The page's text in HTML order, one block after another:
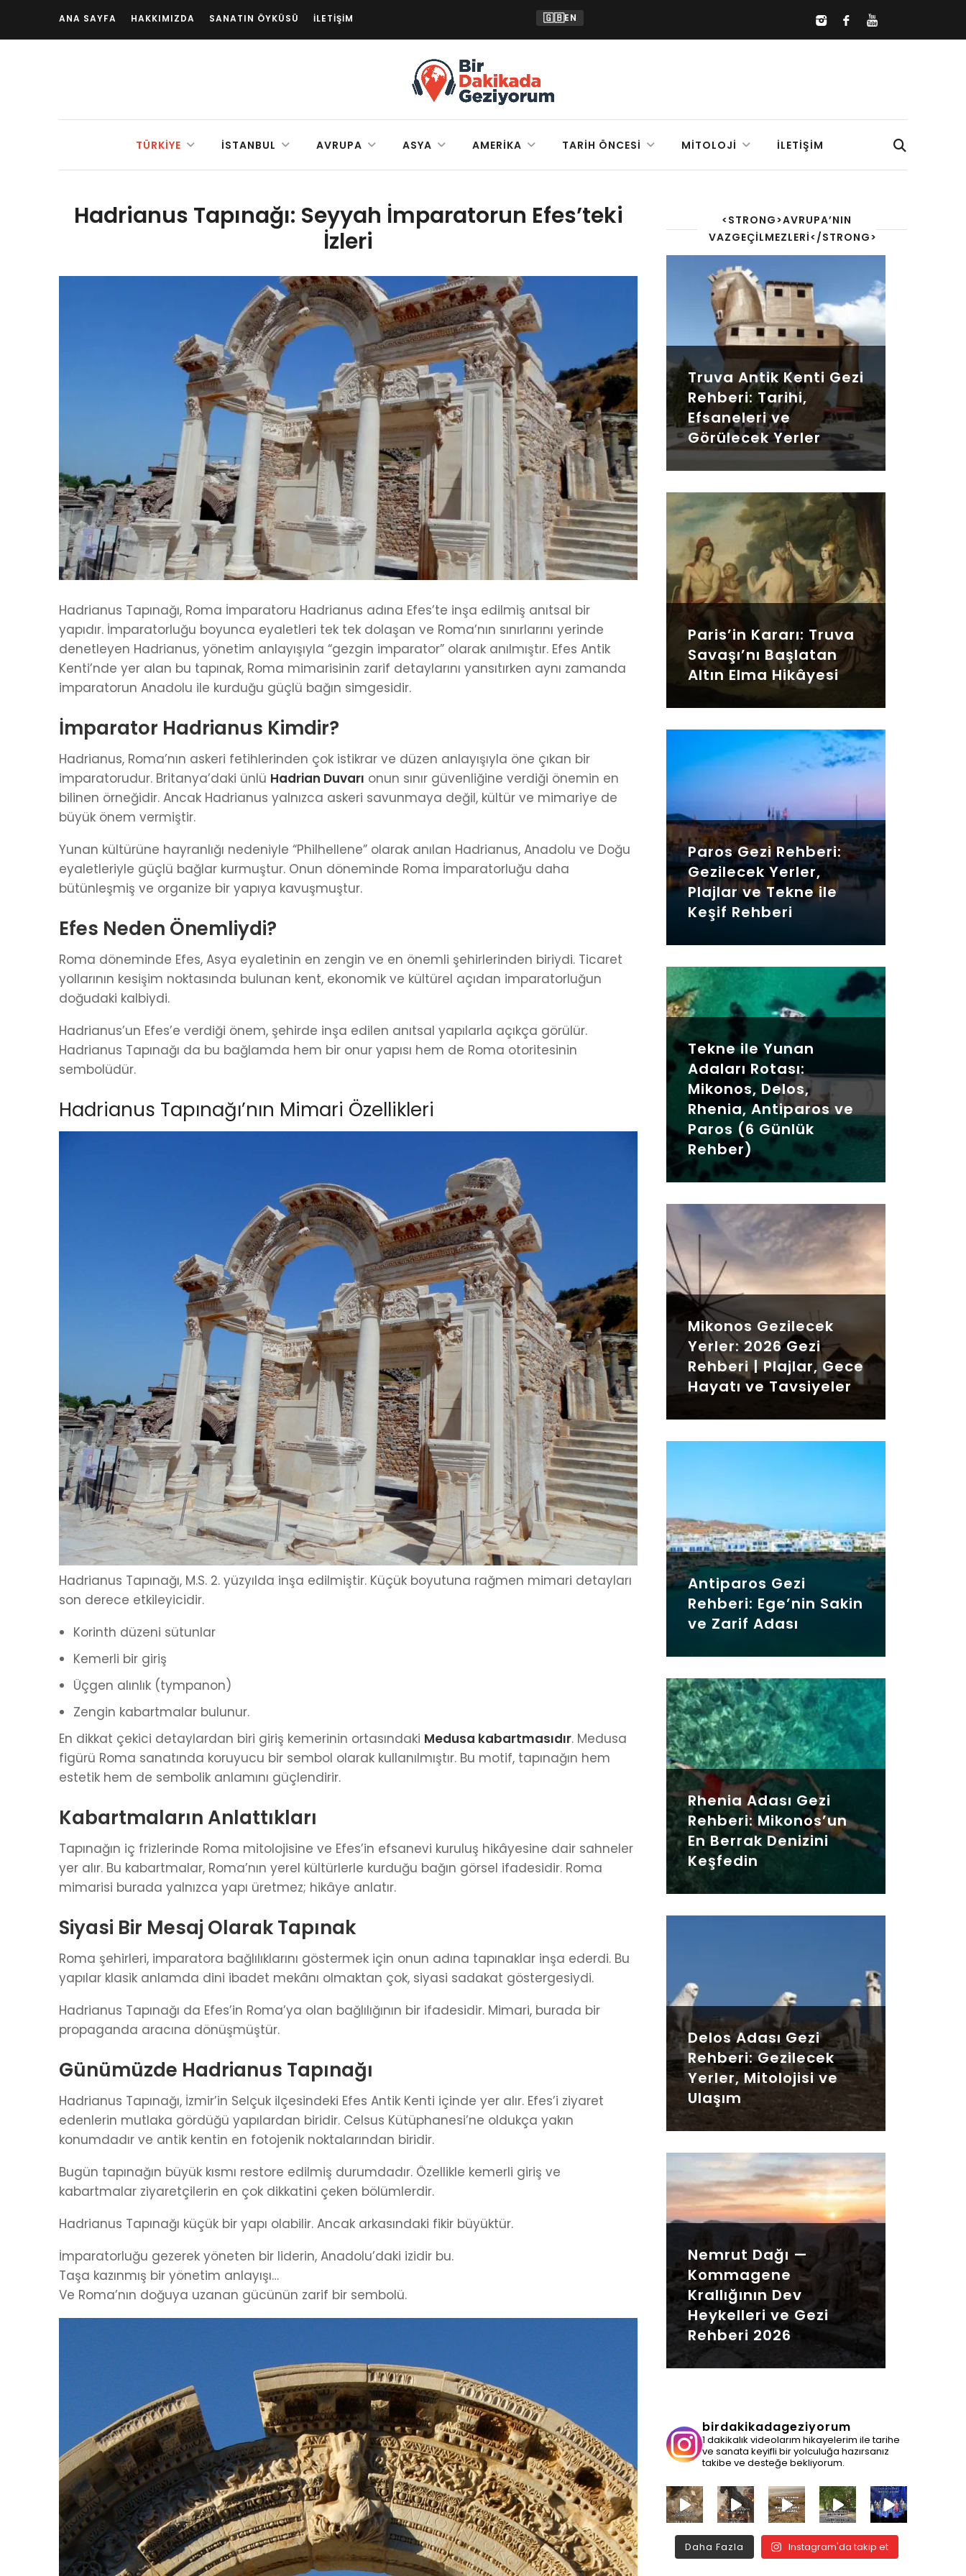
ANA SAYFA HAKKIMIZDA SANATIN ÖYKÜSÜ İLETIŞIM 🇬🇧EN
TÜRKIYE İSTANBUL AVRUPA ASYA AMERIKA TARIH ÖNCESI MITOLOJI İLETIŞIM
Hadrianus Tapınağı: Seyyah İmparatorun Efes’teki
İzleri
Hadrianus Tapınağı, Roma İmparatoru Hadrianus adına Efes’te inşa edilmiş anıtsal bir
yapıdır. İmparatorluğu boyunca eyaletleri tek tek dolaşan ve Roma’nın sınırlarını yerinde
denetleyen Hadrianus, yönetim anlayışıyla “gezgin imparator” olarak anılmıştır. Efes Antik
Kenti’nde yer alan bu tapınak, Roma mimarisinin zarif detaylarını yansıtırken aynı zamanda
imparatorun Anadolu ile kurduğu güçlü bağın simgesidir.
İmparator Hadrianus Kimdir?
Hadrianus, Roma’nın askeri fetihlerinden çok istikrar ve düzen anlayışıyla öne çıkan bir
imparatorudur. Britanya’daki ünlü Hadrian Duvarı onun sınır güvenliğine verdiği önemin en
bilinen örneğidir. Ancak Hadrianus yalnızca askeri savunmaya değil, kültür ve mimariye de
büyük önem vermiştir.
Yunan kültürüne hayranlığı nedeniyle “Philhellene” olarak anılan Hadrianus, Anadolu ve Doğu
eyaletleriyle güçlü bağlar kurmuştur. Onun döneminde Roma İmparatorluğu daha
bütünleşmiş ve organize bir yapıya kavuşmuştur.
Efes Neden Önemliydi?
Roma döneminde Efes, Asya eyaletinin en zengin ve en önemli şehirlerinden biriydi. Ticaret
yollarının kesişim noktasında bulunan kent, ekonomik ve kültürel açıdan imparatorluğun
doğudaki kalbiydi.
Hadrianus’un Efes’e verdiği önem, şehirde inşa edilen anıtsal yapılarla açıkça görülür.
Hadrianus Tapınağı da bu bağlamda hem bir onur yapısı hem de Roma otoritesinin
sembolüdür.
Hadrianus Tapınağı’nın Mimari Özellikleri
Hadrianus Tapınağı, M.S. 2. yüzyılda inşa edilmiştir. Küçük boyutuna rağmen mimari detayları
son derece etkileyicidir.
Korinth düzeni sütunlar
Kemerli bir giriş
Üçgen alınlık (tympanon)
Zengin kabartmalar bulunur.
En dikkat çekici detaylardan biri giriş kemerinin ortasındaki Medusa kabartmasıdır. Medusa
figürü Roma sanatında koruyucu bir sembol olarak kullanılmıştır. Bu motif, tapınağın hem
estetik hem de sembolik anlamını güçlendirir.
Kabartmaların Anlattıkları
Tapınağın iç frizlerinde Roma mitolojisine ve Efes’in efsanevi kuruluş hikâyesine dair sahneler
yer alır. Bu kabartmalar, Roma’nın yerel kültürlerle kurduğu bağın görsel ifadesidir. Roma
mimarisi burada yalnızca yapı üretmez; hikâye anlatır.
Siyasi Bir Mesaj Olarak Tapınak
Roma şehirleri, imparatora bağlılıklarını göstermek için onun adına tapınaklar inşa ederdi. Bu
yapılar klasik anlamda dini ibadet mekânı olmaktan çok, siyasi sadakat göstergesiydi.
Hadrianus Tapınağı da Efes’in Roma’ya olan bağlılığının bir ifadesidir. Mimari, burada bir
propaganda aracına dönüşmüştür.
Günümüzde Hadrianus Tapınağı
Hadrianus Tapınağı, İzmir’in Selçuk ilçesindeki Efes Antik Kenti içinde yer alır. Efes’i ziyaret
edenlerin mutlaka gördüğü yapılardan biridir. Celsus Kütüphanesi’ne oldukça yakın
konumdadır ve antik kentin en fotojenik noktalarından biridir.
Bugün tapınağın büyük kısmı restore edilmiş durumdadır. Özellikle kemerli giriş ve
kabartmalar ziyaretçilerin en çok dikkatini çeken bölümlerdir.
Hadrianus Tapınağı küçük bir yapı olabilir. Ancak arkasındaki fikir büyüktür.
İmparatorluğu gezerek yöneten bir liderin, Anadolu’daki izidir bu.
Taşa kazınmış bir yönetim anlayışı…
Ve Roma’nın doğuya uzanan gücünün zarif bir sembolü.
<STRONG>AVRUPA’NIN
VAZGEÇILMEZLERI</STRONG>
Truva Antik Kenti Gezi
Rehberi: Tarihi,
Efsaneleri ve
Görülecek Yerler
Paris’in Kararı: Truva
Savaşı’nı Başlatan
Altın Elma Hikâyesi
Paros Gezi Rehberi:
Gezilecek Yerler,
Plajlar ve Tekne ile
Keşif Rehberi
Tekne ile Yunan
Adaları Rotası:
Mikonos, Delos,
Rhenia, Antiparos ve
Paros (6 Günlük
Rehber)
Mikonos Gezilecek
Yerler: 2026 Gezi
Rehberi | Plajlar, Gece
Hayatı ve Tavsiyeler
Antiparos Gezi
Rehberi: Ege’nin Sakin
ve Zarif Adası
Rhenia Adası Gezi
Rehberi: Mikonos’un
En Berrak Denizini
Keşfedin
Delos Adası Gezi
Rehberi: Gezilecek
Yerler, Mitolojisi ve
Ulaşım
Nemrut Dağı —
Kommagene
Krallığının Dev
Heykelleri ve Gezi
Rehberi 2026
birdakikadageziyorum
1 dakikalık videolarım hikayelerim ile tarihe
ve sanata keyifli bir yolculuğa hazırsanız
takibe ve desteğe bekliyorum.
Daha Fazla Instagram'da takip et